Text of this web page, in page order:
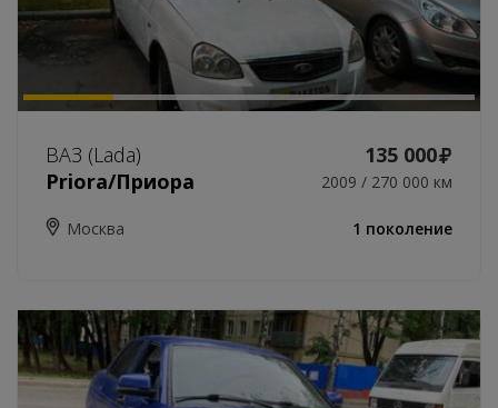
ВАЗ (Lada)
135 000
Priora/Приора
2009 / 270 000 км
Москва 1 поколение